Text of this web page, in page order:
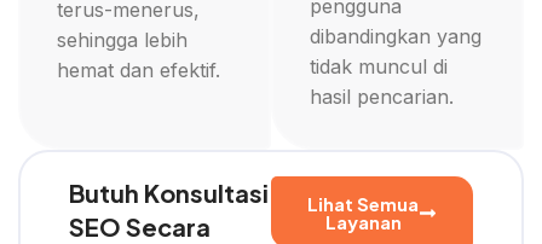
terus-menerus,
sehingga lebih
hemat dan efektif.
pengguna
dibandingkan yang
tidak muncul di
hasil pencarian.
Butuh Konsultasi
SEO Secara
Lihat Semua
Layanan